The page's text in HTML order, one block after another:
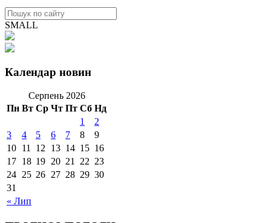
SMALL
Календар новин
Серпень 2026
Пн Вт Ср Чт Пт Сб Нд
« Лип
1
2
3
4 5 6 7 8
9
10 11 12 13 14 15 16
17 18 19 20 21 22 23
24 25 26 27 28 29 30
31